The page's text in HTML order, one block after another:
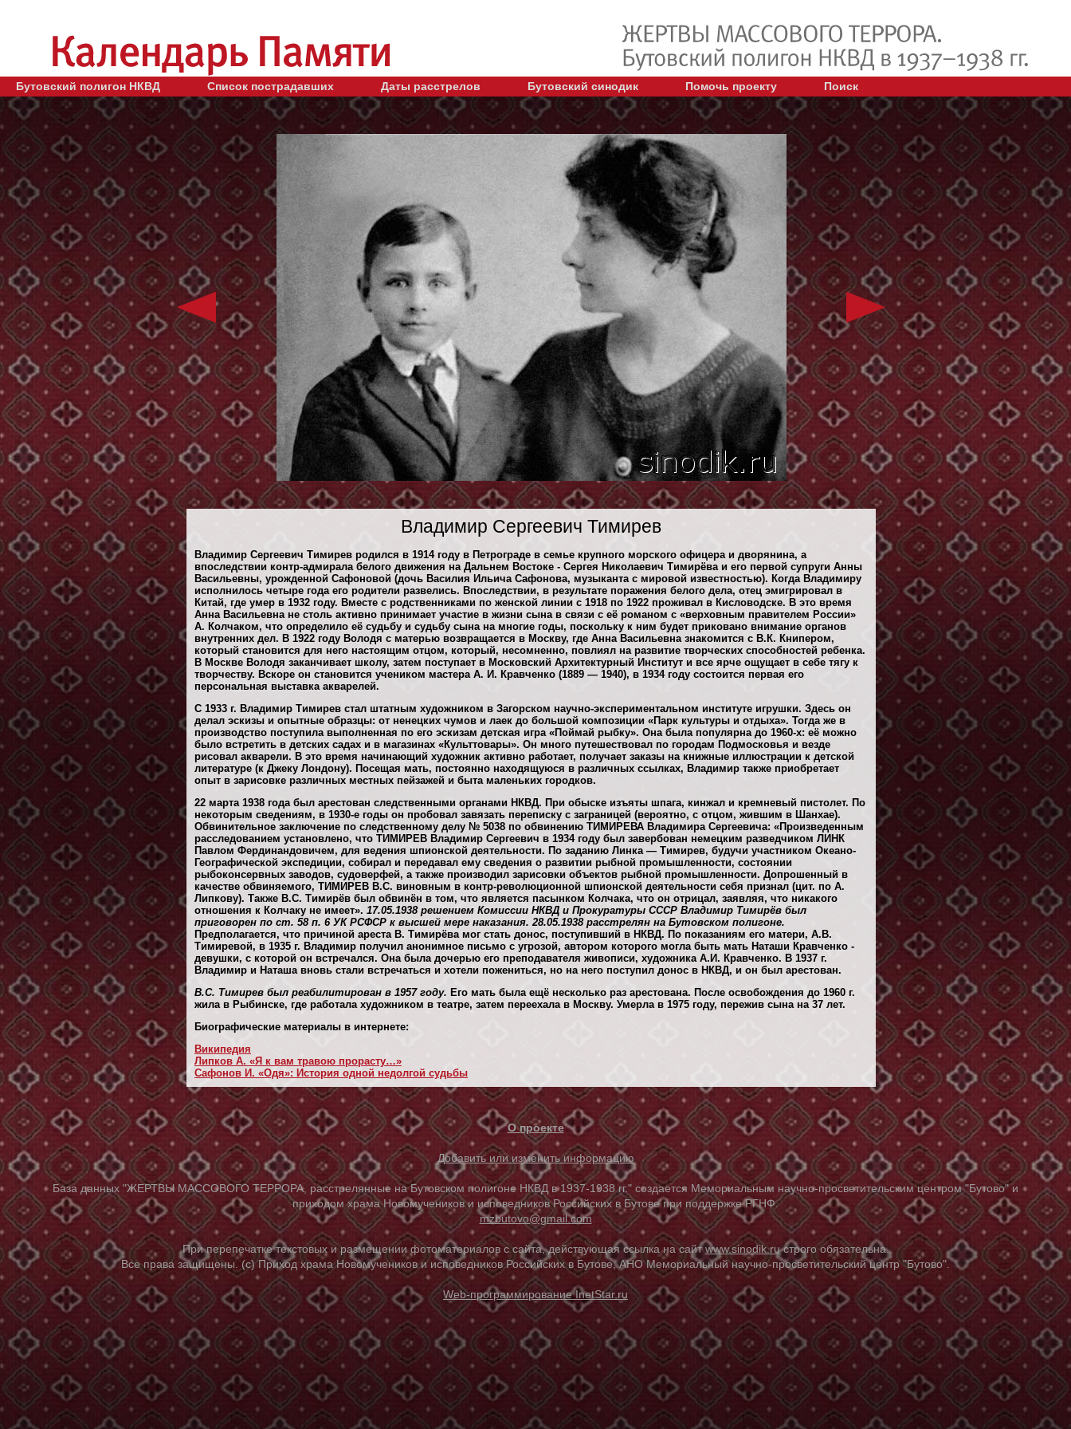
Бутовский полигон НКВД Список пострадавших Даты расстрелов Бутовский синодик Помочь проекту Поиск
Владимир Сергеевич Тимирев
Владимир Сергеевич Тимирев родился в 1914 году в Петрограде в семье крупного морского офицера и дворянина, а
впоследствии контр-адмирала белого движения на Дальнем Востоке - Сергея Николаевич Тимирёва и его первой супруги Анны
Васильевны, урожденной Сафоновой (дочь Василия Ильича Сафонова, музыканта с мировой известностью). Когда Владимиру
исполнилось четыре года его родители развелись. Впоследствии, в результате поражения белого дела, отец эмигрировал в
Китай, где умер в 1932 году. Вместе с родственниками по женской линии с 1918 по 1922 проживал в Кисловодске. В это время
Анна Васильевна не столь активно принимает участие в жизни сына в связи с её романом с «верховным правителем России»
А. Колчаком, что определило её судьбу и судьбу сына на многие годы, поскольку к ним будет приковано внимание органов
внутренних дел. В 1922 году Володя с матерью возвращается в Москву, где Анна Васильевна знакомится с В.К. Книпером,
который становится для него настоящим отцом, который, несомненно, повлиял на развитие творческих способностей ребенка.
В Москве Володя заканчивает школу, затем поступает в Московский Архитектурный Институт и все ярче ощущает в себе тягу к
творчеству. Вскоре он становится учеником мастера А. И. Кравченко (1889 — 1940), в 1934 году состоится первая его
персональная выставка акварелей.
С 1933 г. Владимир Тимирев стал штатным художником в Загорском научно-экспериментальном институте игрушки. Здесь он
делал эскизы и опытные образцы: от ненецких чумов и лаек до большой композиции «Парк культуры и отдыха». Тогда же в
производство поступила выполненная по его эскизам детская игра «Поймай рыбку». Она была популярна до 1960-х: её можно
было встретить в детских садах и в магазинах «Культтовары». Он много путешествовал по городам Подмосковья и везде
рисовал акварели. В это время начинающий художник активно работает, получает заказы на книжные иллюстрации к детской
литературе (к Джеку Лондону). Посещая мать, постоянно находящуюся в различных ссылках, Владимир также приобретает
опыт в зарисовке различных местных пейзажей и быта маленьких городков.
22 марта 1938 года был арестован следственными органами НКВД. При обыске изъяты шпага, кинжал и кремневый пистолет. По
некоторым сведениям, в 1930-е годы он пробовал завязать переписку с заграницей (вероятно, с отцом, жившим в Шанхае).
Обвинительное заключение по следственному делу № 5038 по обвинению ТИМИРЕВА Владимира Сергеевича: «Произведенным
расследованием установлено, что ТИМИРЕВ Владимир Сергеевич в 1934 году был завербован немецким разведчиком ЛИНК
Павлом Фердинандовичем, для ведения шпионской деятельности. По заданию Линка — Тимирев, будучи участником Океано-
Географической экспедиции, собирал и передавал ему сведения о развитии рыбной промышленности, состоянии
рыбоконсервных заводов, судоверфей, а также производил зарисовки объектов рыбной промышленности. Допрошенный в
качестве обвиняемого, ТИМИРЕВ В.С. виновным в контр-революционной шпионской деятельности себя признал (цит. по А.
Липкову). Также В.С. Тимирёв был обвинён в том, что является пасынком Колчака, что он отрицал, заявляя, что никакого
отношения к Колчаку не имеет». 17.05.1938 решением Комиссии НКВД и Прокуратуры СССР Владимир Тимирёв был
приговорен по ст. 58 п. 6 УК РСФСР к высшей мере наказания. 28.05.1938 расстрелян на Бутовском полигоне.
Предполагается, что причиной ареста В. Тимирёва мог стать донос, поступивший в НКВД. По показаниям его матери, А.В.
Тимиревой, в 1935 г. Владимир получил анонимное письмо с угрозой, автором которого могла быть мать Наташи Кравченко -
девушки, с которой он встречался. Она была дочерью его преподавателя живописи, художника А.И. Кравченко. В 1937 г.
Владимир и Наташа вновь стали встречаться и хотели пожениться, но на него поступил донос в НКВД, и он был арестован.
В.С. Тимирев был реабилитирован в 1957 году. Его мать была ещё несколько раз арестована. После освобождения до 1960 г.
жила в Рыбинске, где работала художником в театре, затем переехала в Москву. Умерла в 1975 году, пережив сына на 37 лет.
Биографические материалы в интернете:
Википедия
Липков А. «Я к вам травою прорасту…»
Сафонов И. «Одя»: История одной недолгой судьбы
О проекте
Добавить или изменить информацию
База данных "ЖЕРТВЫ МАССОВОГО ТЕРРОРА, расстрелянные на Бутовском полигоне НКВД в 1937-1938 гг." создается Мемориальным научно-просветительским центром "Бутово" и
приходом храма Новомучеников и исповедников Российских в Бутове при поддержке РГНФ.
mzbutovo@gmail.com
При перепечатке текстовых и размещении фотоматериалов с сайта, действующая ссылка на сайтwww.sinodik.ruстрого обязательна.
Все права защищены. (с) Приход храма Новомучеников и исповедников Российских в Бутове, АНО Мемориальный научно-просветительский центр "Бутово".
Web-программирование InetStar.ru